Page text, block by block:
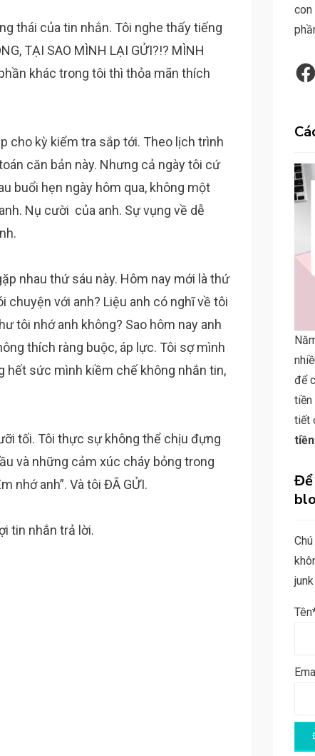
thái của tin nhắn. Tôi nghe thấy tiếng
TẠI SAO MÌNH LẠI GỬI?!? MÌNH
khác trong tôi thì thỏa mãn thích
cho kỳ kiểm tra sắp tới. Theo lịch trình
căn bản này. Nhưng cả ngày tôi cứ
buổi hẹn ngày hôm qua, không một
Nụ cười của anh. Sự vụng về dễ
nhau thứ sáu này. Hôm nay mới là thứ
chuyện với anh? Liệu anh có nghĩ về tôi
tôi nhớ anh không? Sao hôm nay anh
thích ràng buộc, áp lực. Tôi sợ mình
hết sức mình kiềm chế không nhắn tin,
tối. Tôi thực sự không thể chịu đựng
và những cảm xúc cháy bỏng trong
nhớ anh”. Và tôi ĐÃ GỬI.
tin nhắn trả lời.
con
để
tiền
tiết
tiền.
Để